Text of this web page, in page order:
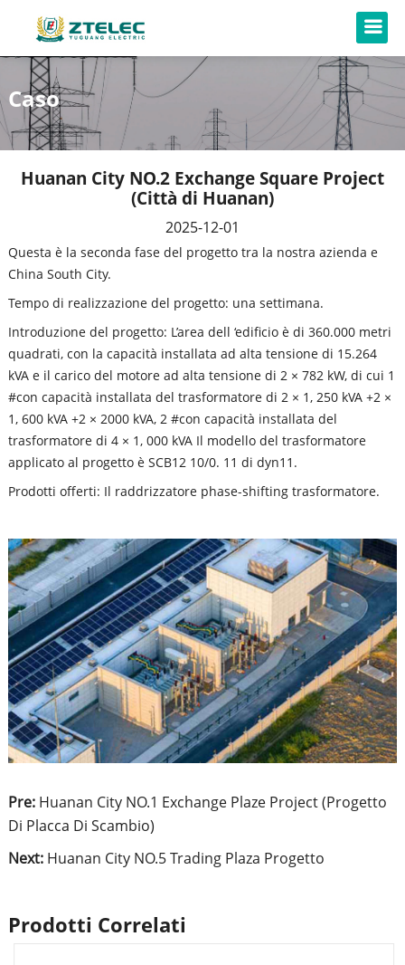
Caso
Huanan City NO.2 Exchange Square Project
(Città di Huanan)
2025-12-01
Questa è la seconda fase del progetto tra la nostra azienda e
China South City.
Tempo di realizzazione del progetto: una settimana.
Introduzione del progetto: L’area dell ‘edificio è di 360.000 metri
quadrati, con la capacità installata ad alta tensione di 15.264
kVA e il carico del motore ad alta tensione di 2 × 782 kW, di cui 1
#con capacità installata del trasformatore di 2 × 1, 250 kVA +2 ×
1, 600 kVA +2 × 2000 kVA, 2 #con capacità installata del
trasformatore di 4 × 1, 000 kVA Il modello del trasformatore
applicato al progetto è SCB12 10/0. 11 di dyn11.
Prodotti offerti: Il raddrizzatore phase-shifting trasformatore.
Pre: Huanan City NO.1 Exchange Plaze Project (Progetto
Di Placca Di Scambio)
Next: Huanan City NO.5 Trading Plaza Progetto
Prodotti Correlati